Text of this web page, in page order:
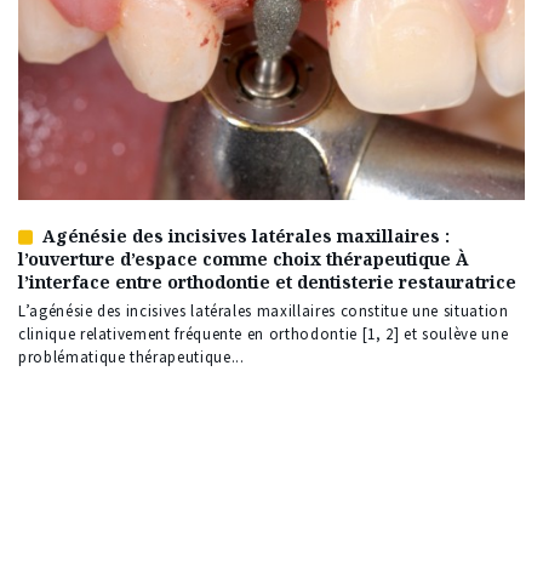
Article
réservé
à
nos
abonnés
Agénésie des incisives latérales maxillaires :
l’ouverture d’espace comme choix thérapeutique À
l’interface entre orthodontie et dentisterie restauratrice
L’agénésie des incisives latérales maxillaires constitue une situation
clinique relativement fréquente en orthodontie [1, 2] et soulève une
problématique thérapeutique...